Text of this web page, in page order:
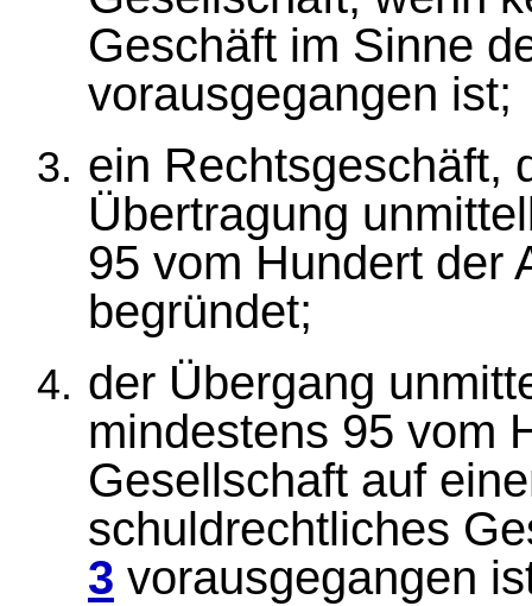
Geschäft im Sinne
vorausgegangen ist;
ein Rechtsgeschäft,
Übertragung
95 vom Hundert der
begründet;
der Übergang
mindestens 95 vom
Gesellschaft auf
schuldrechtliches
3 vorausgegangen